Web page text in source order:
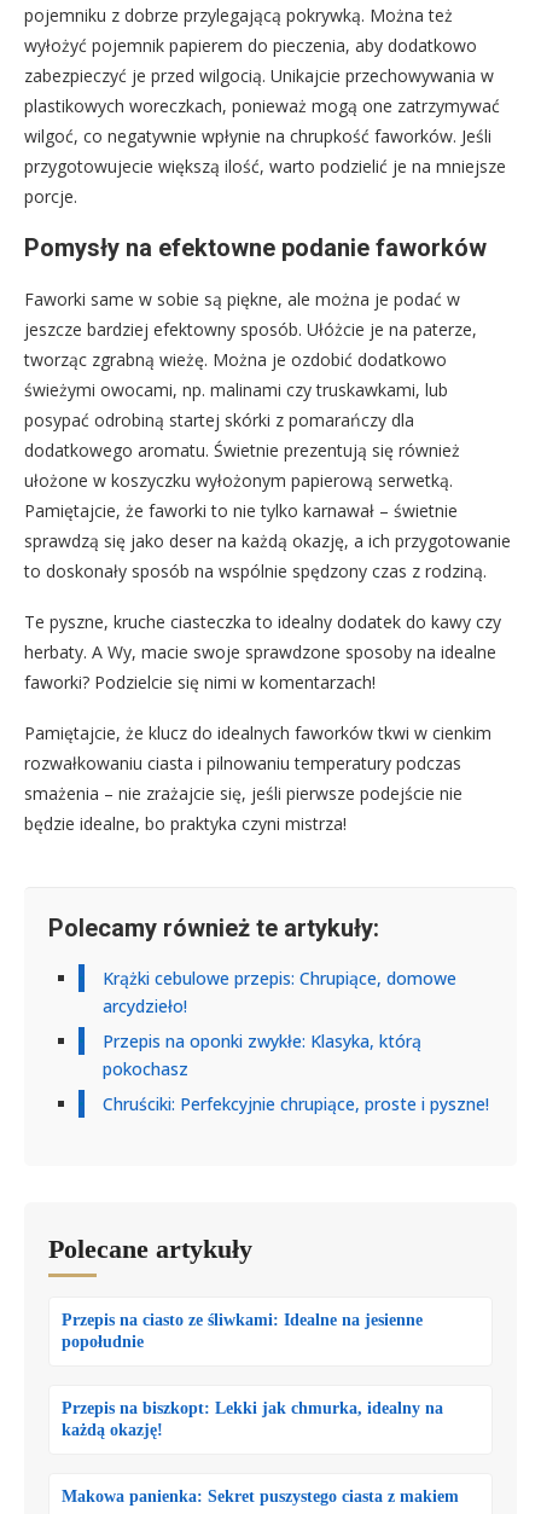
pojemniku z dobrze przylegającą pokrywką. Można też
wyłożyć pojemnik papierem do pieczenia, aby dodatkowo
zabezpieczyć je przed wilgocią. Unikajcie przechowywania w
plastikowych woreczkach, ponieważ mogą one zatrzymywać
wilgoć, co negatywnie wpłynie na chrupkość faworków. Jeśli
przygotowujecie większą ilość, warto podzielić je na mniejsze
porcje.
Pomysły na efektowne podanie faworków
Faworki same w sobie są piękne, ale można je podać w
jeszcze bardziej efektowny sposób. Ułóżcie je na paterze,
tworząc zgrabną wieżę. Można je ozdobić dodatkowo
świeżymi owocami, np. malinami czy truskawkami, lub
posypać odrobiną startej skórki z pomarańczy dla
dodatkowego aromatu. Świetnie prezentują się również
ułożone w koszyczku wyłożonym papierową serwetką.
Pamiętajcie, że faworki to nie tylko karnawał – świetnie
sprawdzą się jako deser na każdą okazję, a ich przygotowanie
to doskonały sposób na wspólnie spędzony czas z rodziną.
Te pyszne, kruche ciasteczka to idealny dodatek do kawy czy
herbaty. A Wy, macie swoje sprawdzone sposoby na idealne
faworki? Podzielcie się nimi w komentarzach!
Pamiętajcie, że klucz do idealnych faworków tkwi w cienkim
rozwałkowaniu ciasta i pilnowaniu temperatury podczas
smażenia – nie zrażajcie się, jeśli pierwsze podejście nie
będzie idealne, bo praktyka czyni mistrza!
Polecamy również te artykuły:
Krążki cebulowe przepis: Chrupiące, domowe
arcydzieło!
Przepis na oponki zwykłe: Klasyka, którą
pokochasz
Chruściki: Perfekcyjnie chrupiące, proste i pyszne!
Polecane artykuły
Przepis na ciasto ze śliwkami: Idealne na jesienne
popołudnie
Przepis na biszkopt: Lekki jak chmurka, idealny na
każdą okazję!
Makowa panienka: Sekret puszystego ciasta z makiem